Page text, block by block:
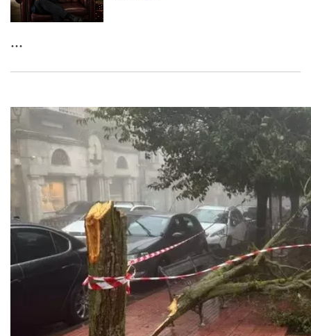
...